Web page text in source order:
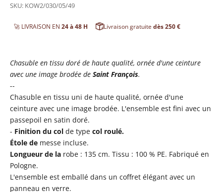
SKU: KOW2/030/05/49
🚀 LIVRAISON EN 24 à 48 H Livraison gratuite dès 250 €
Chasuble en tissu doré de haute qualité, ornée d'une ceinture
avec une image brodée de Saint François.
--
Chasuble en tissu uni de haute qualité, ornée d'une
ceinture avec une image brodée. L'ensemble est fini avec un
passepoil en satin doré.
- Finition du col de type col roulé.
Étole de messe incluse.
Longueur de la robe : 135 cm. Tissu : 100 % PE. Fabriqué en
Pologne.
L'ensemble est emballé dans un coffret élégant avec un
panneau en verre.